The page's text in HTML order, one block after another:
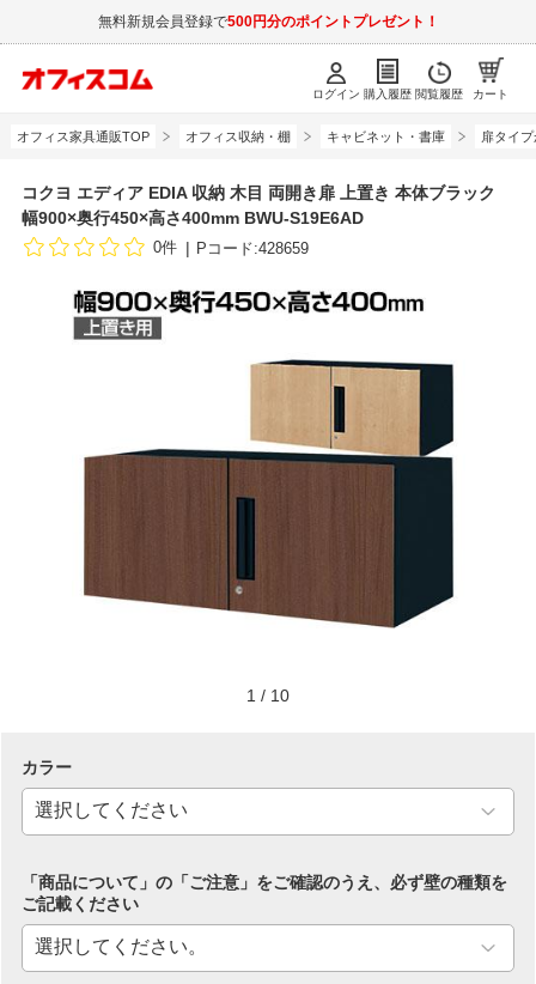
無料新規会員登録で500円分のポイントプレゼント！
ログイン 購入履歴 閲覧履歴 カート
オフィス家具通販TOP オフィス収納・棚 キャビネット・書庫 扉タイ
コクヨ エディア EDIA 収納 木目 両開き扉 上置き 本体ブラック
幅900×奥行450×高さ400mm BWU-S19E6AD
0件 Pコード:428659
1 / 10
カラー
「商品について」の「ご注意」をご確認のうえ、必ず壁の種類を
ご記載ください